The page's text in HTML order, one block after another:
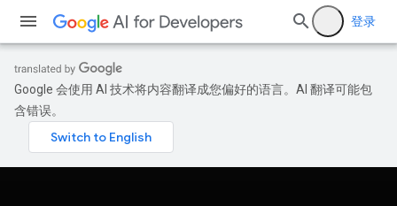
登录
Google 会使用 AI 技术将内容翻译成您偏好的语言。AI 翻译可能包
含错误。